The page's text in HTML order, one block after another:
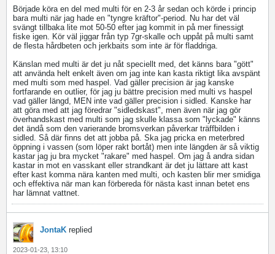
Började köra en del med multi för en 2-3 år sedan och körde i princip
bara multi när jag hade en "tyngre kräftor"-period. Nu har det väl
svängt tillbaka lite mot 50-50 efter jag kommit in på mer finessigt
fiske igen. Kör väl jiggar från typ 7gr-skalle och uppåt på multi samt
de flesta hårdbeten och jerkbaits som inte är för fladdriga.
Känslan med multi är det ju nåt speciellt med, det känns bara "gött"
att använda helt enkelt även om jag inte kan kasta riktigt lika avspänt
med multi som med haspel. Vad gäller precision är jag kanske
fortfarande en outlier, för jag ju bättre precision med multi vs haspel
vad gäller längd, MEN inte vad gäller precision i sidled. Kanske har
att göra med att jag föredrar "sidledskast", men även när jag gör
överhandskast med multi som jag skulle klassa som "lyckade" känns
det ändå som den varierande bromsverkan påverkar träffbilden i
sidled. Så där finns det att jobba på. Ska jag pricka en meterbred
öppning i vassen (som löper rakt bortåt) men inte längden är så viktig
kastar jag ju bra mycket "rakare" med haspel. Om jag å andra sidan
kastar in mot en vasskant eller strandkant är det ju lättare att kast
efter kast komma nära kanten med multi, och kasten blir mer smidiga
och effektiva när man kan förbereda för nästa kast innan betet ens
har lämnat vattnet.
JontaK replied
2023-01-23, 13:10